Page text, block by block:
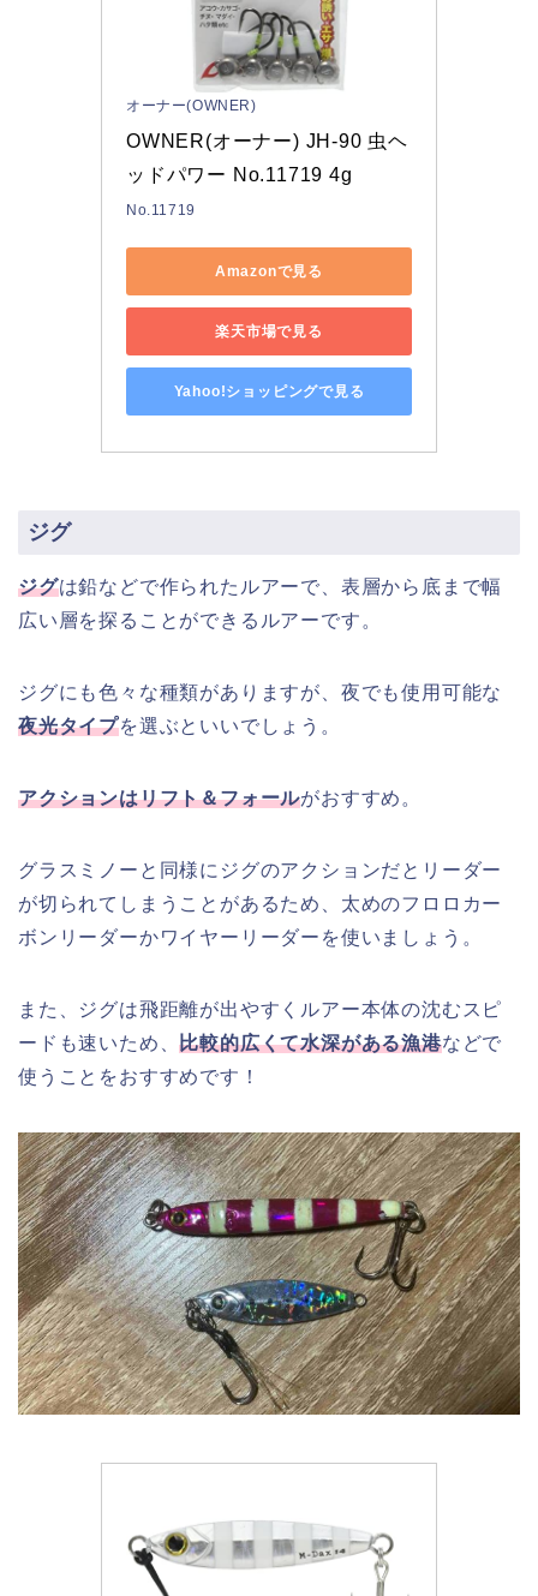
オーナー(OWNER)
OWNER(オーナー) JH-90 虫ヘ
ッドパワー No.11719 4g
No.11719
Amazonで見る
楽天市場で見る
Yahoo!ショッピングで見る
ジグ
ジグは鉛などで作られたルアーで、表層から底まで幅
広い層を探ることができるルアーです。
ジグにも色々な種類がありますが、夜でも使用可能な
夜光タイプを選ぶといいでしょう。
アクションはリフト＆フォールがおすすめ。
グラスミノーと同様にジグのアクションだとリーダー
が切られてしまうことがあるため、太めのフロロカー
ボンリーダーかワイヤーリーダーを使いましょう。
また、ジグは飛距離が出やすくルアー本体の沈むスピ
ードも速いため、比較的広くて水深がある漁港などで
使うことをおすすめです！